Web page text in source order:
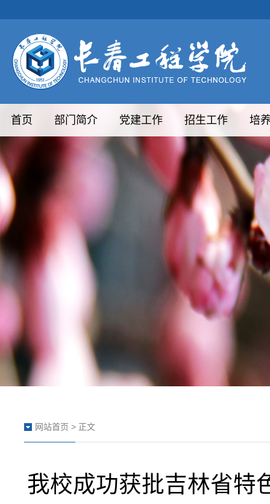
首页 部门简介 党建工作 招生工作 培
网站首页 > 正文
我校成功获批吉林省特